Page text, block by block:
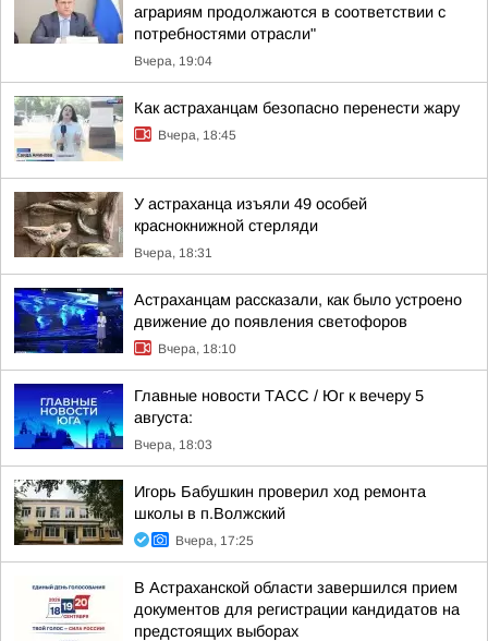
аграриям продолжаются в соответствии с
потребностями отрасли"
Вчера, 19:04
Как астраханцам безопасно перенести жару
Вчера, 18:45
У астраханца изъяли 49 особей
краснокнижной стерляди
Вчера, 18:31
Астраханцам рассказали, как было устроено
движение до появления светофоров
Вчера, 18:10
Главные новости ТАСС / Юг к вечеру 5
августа:
Вчера, 18:03
Игорь Бабушкин проверил ход ремонта
школы в п.Волжский
Вчера, 17:25
В Астраханской области завершился прием
документов для регистрации кандидатов на
предстоящих выборах